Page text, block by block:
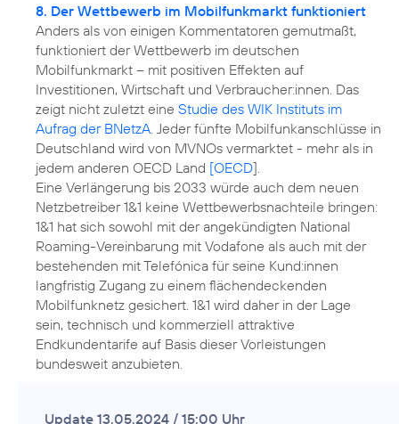
8. Der Wettbewerb im Mobilfunkmarkt funktioniert
Anders als von einigen Kommentatoren gemutmaßt,
funktioniert der Wettbewerb im deutschen
Mobilfunkmarkt – mit positiven Effekten auf
Investitionen, Wirtschaft und Verbraucher:innen. Das
zeigt nicht zuletzt eine Studie des WIK Instituts im
Aufrag der BNetzA . Jeder fünfte Mobilfunkanschlüsse in
Deutschland wird von MVNOs vermarktet - mehr als in
jedem anderen OECD Land [OECD].
Eine Verlängerung bis 2033 würde auch dem neuen
Netzbetreiber 1&1 keine Wettbewerbsnachteile bringen:
1&1 hat sich sowohl mit der angekündigten National
Roaming-Vereinbarung mit Vodafone als auch mit der
bestehenden mit Telefónica für seine Kund:innen
langfristig Zugang zu einem flächendeckenden
Mobilfunknetz gesichert. 1&1 wird daher in der Lage
sein, technisch und kommerziell attraktive
Endkundentarife auf Basis dieser Vorleistungen
bundesweit anzubieten.
Update 13.05.2024 / 15:00 Uhr